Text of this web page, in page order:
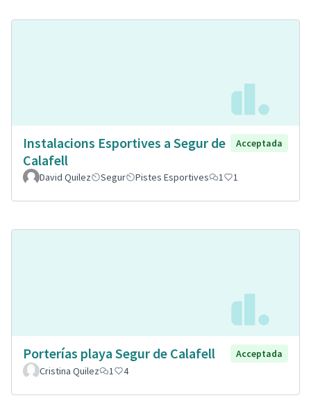
Instalacions Esportives a Segur de
Calafell
Acceptada
David Quilez Segur Pistes Esportives 1 1
Porterías playa Segur de Calafell
Acceptada
Cristina Quilez
1 4